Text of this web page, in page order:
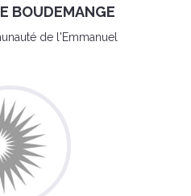
BOUDEMANGE
de l'Emmanuel